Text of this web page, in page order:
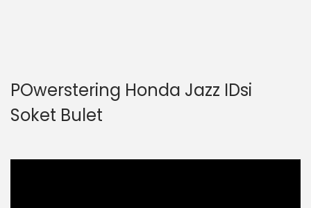
POwerstering Honda Jazz IDsi
Soket Bulet